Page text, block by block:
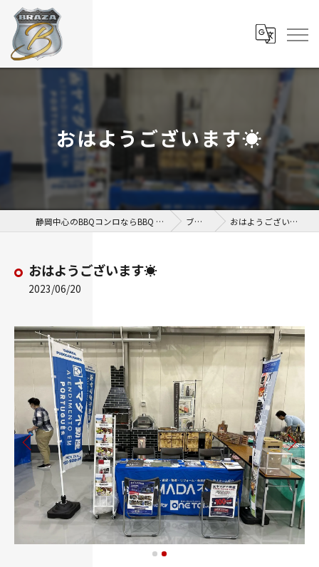
おはようございます☀
静岡中心のBBQコンロならBBQ BRAZA ブログ おはようございます☀
おはようございます☀
2023/06/20